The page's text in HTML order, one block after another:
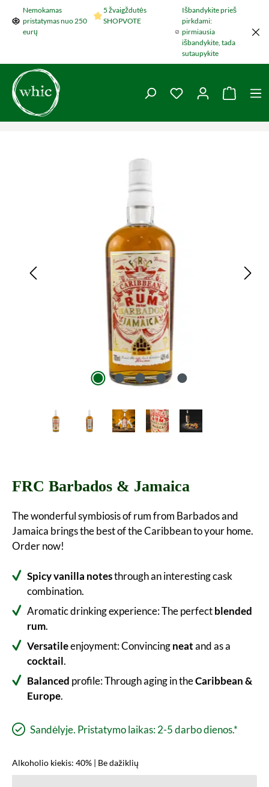
Šokti į pagrindinį turinį
Nemokamas
pristatymas nuo 250
eurų
5 žvaigždutės
SHOPVOTE
Išbandykite prieš
pirkdami:
pirmiausia
išbandykite, tada
sutaupykite
You have 0 wishlist
FRC Barbados & Jamaica
The wonderful symbiosis of rum from Barbados and
Jamaica brings the best of the Caribbean to your home.
Order now!
Spicy vanilla notesthrough an interesting cask
combination.
Aromatic drinking experience: The perfectblended
rum.
Versatileenjoyment: Convincingneatand as a
cocktail.
Balanced profile: Through aging in theCaribbean &
Europe.
Sandėlyje. Pristatymo laikas: 2-5 darbo dienos.*
Alkoholio kiekis: 40% | Be dažiklių